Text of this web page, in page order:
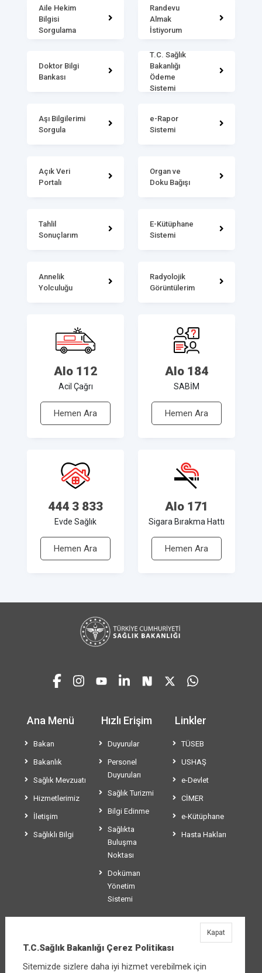
Aile Hekim
Bilgisi
Sorgulama
Randevu
Almak
İstiyorum
Doktor Bilgi
Bankası
T.C. Sağlık
Bakanlığı
Ödeme
Sistemi
Aşı Bilgilerimi
Sorgula
e-Rapor
Sistemi
Açık Veri
Portalı
Organ ve
Doku Bağışı
Tahlil
Sonuçlarım
E-Kütüphane
Sistemi
Annelik
Yolculuğu
Radyolojik
Görüntülerim
Alo 112
Acil Çağrı
Hemen Ara
Alo 184
SABİM
Hemen Ara
444 3 833
Evde Sağlık
Hemen Ara
Alo 171
Sigara Bırakma Hattı
Hemen Ara
Ana Menü
Bakan
Bakanlık
Sağlık Mevzuatı
Hizmetlerimiz
İletişim
Sağlıklı Bilgi
Hızlı Erişim
Duyurular
Personel
Duyuruları
Sağlık Turizmi
Bilgi Edinme
Sağlıkta
Buluşma
Noktası
Doküman
Yönetim
Sistemi
Linkler
TÜSEB
USHAŞ
e-Devlet
CİMER
e-Kütüphane
Hasta Hakları
T.C.Sağlık Bakanlığı
Üniversiteler Mahallesi Şehit Mehmet Bayraktar
Caddesi No:3 Çankaya/Ankara
T.C.Sağlık Bakanlığı Çerez Politikası
Sitemizde sizlere daha iyi hizmet verebilmek için
Kapat